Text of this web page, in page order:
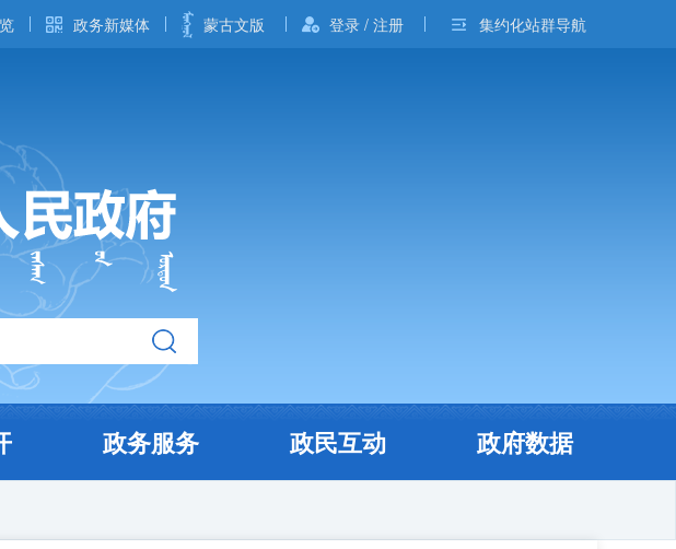
政务新媒体 蒙古文版 登录 / 注册 集约化站群导航
政务服务 政民互动 政府数据